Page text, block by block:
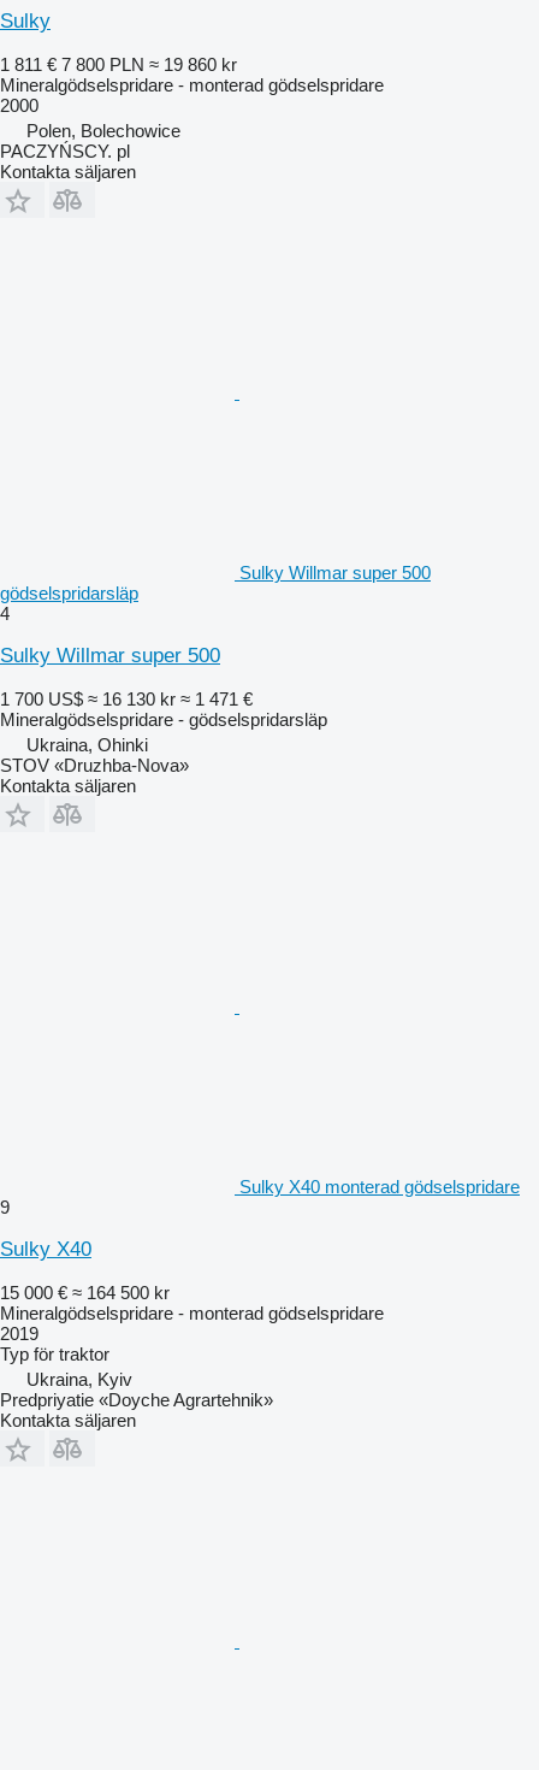
Sulky
1 811 € 7 800 PLN ≈ 19 860 kr
Mineralgödselspridare - monterad gödselspridare
2000
Polen, Bolechowice
PACZYŃSCY. pl
Kontakta säljaren
Sulky Willmar super 500
gödselspridarsläp
4
Sulky Willmar super 500
1 700 US$ ≈ 16 130 kr ≈ 1 471 €
Mineralgödselspridare - gödselspridarsläp
Ukraina, Ohinki
STOV «Druzhba-Nova»
Kontakta säljaren
Sulky X40 monterad gödselspridare
9
Sulky X40
15 000 € ≈ 164 500 kr
Mineralgödselspridare - monterad gödselspridare
2019
Typ för traktor
Ukraina, Kyiv
Predpriyatie «Doyche Agrartehnik»
Kontakta säljaren